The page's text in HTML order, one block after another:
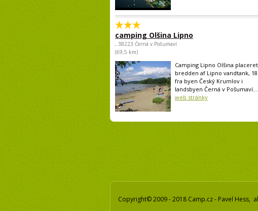
camping Olšina Lipno
, 38223 Černá v Pošumaví
(69,5 km)
Camping Lipno Olšina
bredden af Lipno vandtank,
fra byen Český Krumlov i
landsbyen Černá v Pošumaví....
web stránky
Copyright© 2009 - 2018 Camp.cz - Pavel Hess,